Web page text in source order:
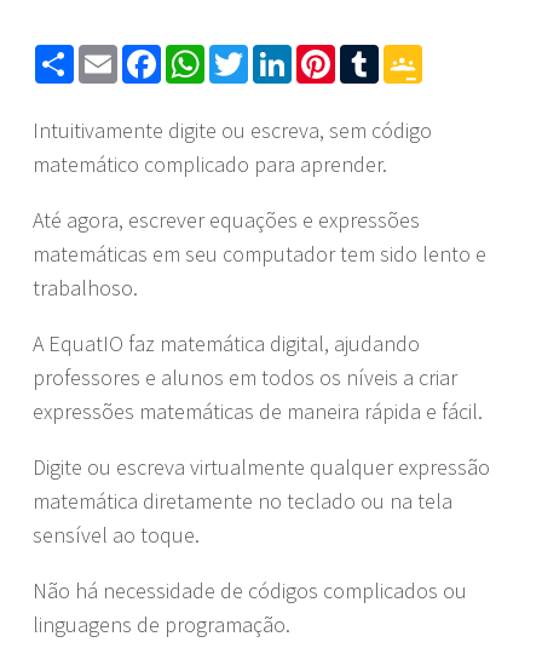
ShareEmailFacebookWhatsApp
TwitterLinkedInPinterest
Tumblr
Intuitivamente digite ou escreva, sem código
matemático complicado para aprender.
Até agora, escrever equações e expressões
matemáticas em seu computador tem sido lento e
trabalhoso.
A EquatIO faz matemática digital, ajudando
professores e alunos em todos os níveis a criar
expressões matemáticas de maneira rápida e fácil.
Digite ou escreva virtualmente qualquer expressão
matemática diretamente no teclado ou na tela
sensível ao toque.
Não há necessidade de códigos complicados ou
linguagens de programação.